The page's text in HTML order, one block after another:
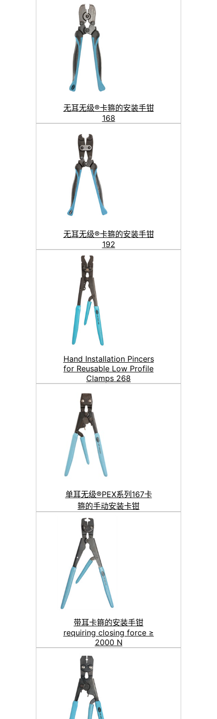
无耳无级®卡箍的安装手钳
168
无耳无级®卡箍的安装手钳
192
Hand Installation Pincers
for Reusable Low Profile
Clamps 268
单耳无级®PEX系列167卡
箍的手动安装卡钳
带耳卡箍的安装手钳
requiring closing force ≥
2000 N